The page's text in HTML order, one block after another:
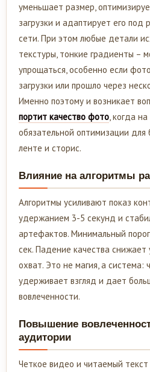
уменьшает размер,
загрузки и адаптирует его под
сети. При этом любые детали
текстуры, тонкие градиенты –
упрощаться, особенно если
загрузки или прошло через
Именно поэтому и возникает
портит качество фото, когда
обязательной оптимизации для
ленте и сторис.
Влияние на алгоритмы
Алгоритмы усиливают показ
удержанием 3-5 секунд и
артефактов. Минимальный
сек. Падение качества
охват. Это не магия, а система:
удерживает взгляд и дает
вовлеченности.
Повышение
аудитории
Четкое видео и читаемый